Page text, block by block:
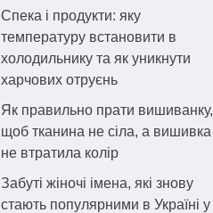
Спека і продукти: яку
температуру встановити в
холодильнику та як уникнути
харчових отруєнь
Як правильно прати вишиванку,
щоб тканина не сіла, а вишивка
не втратила колір
Забуті жіночі імена, які знову
стають популярними в Україні у